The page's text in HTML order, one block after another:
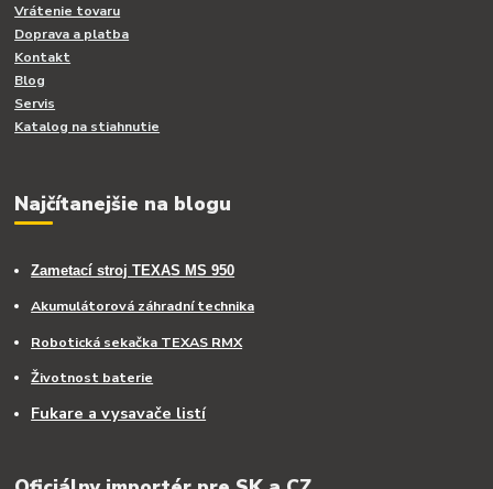
Vrátenie tovaru
Doprava a platba
Kontakt
Blog
Servis
Katalog na stiahnutie
Najčítanejšie na blogu
Zametací stroj TEXAS MS 950
Akumulátorová záhradní technika
Robotická sekačka TEXAS RMX
Životnost baterie
Fukare a vysavače listí